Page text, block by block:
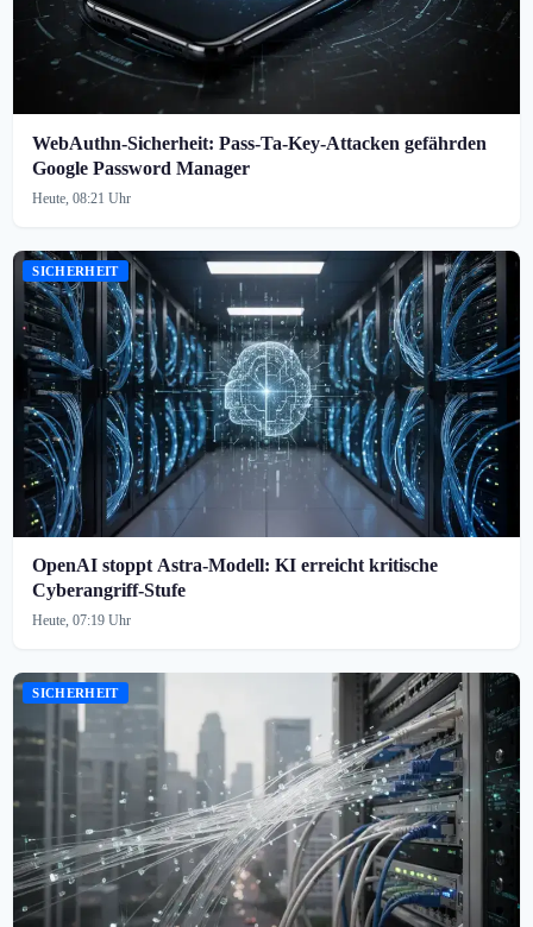
WebAuthn-Sicherheit: Pass-Ta-Key-Attacken gefährden
Google Password Manager
Heute, 08:21 Uhr
SICHERHEIT
OpenAI stoppt Astra-Modell: KI erreicht kritische
Cyberangriff-Stufe
Heute, 07:19 Uhr
SICHERHEIT